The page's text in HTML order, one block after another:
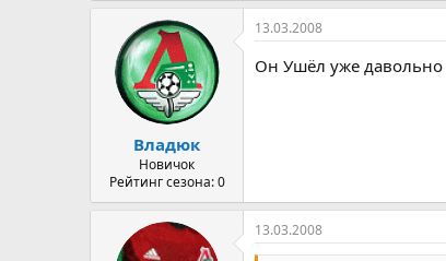
Владюк
Новичок
Рейтинг сезона: 0
13.03.2008
Он Ушёл уже
13.03.2008